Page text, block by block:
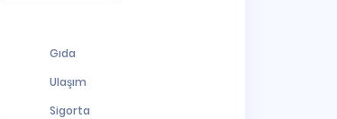
Gıda
Ulaşım
Sigorta